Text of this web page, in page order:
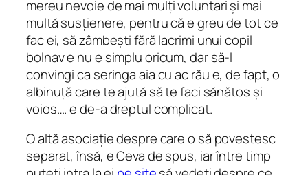
mereu nevoie de mai mulți voluntari și mai
multă susțienere, pentru că e greu de tot ce
fac ei, să zâmbești fără lacrimi unui copil
bolnav e nu e simplu oricum, dar să-l
convingi ca seringa aia cu ac rău e, de fapt, o
albinuță care te ajută să te faci sănătos și
voios…. e de-a dreptul complicat.
O altă asociație despre care o să povestesc
separat, însă, e Ceva de spus, iar între timp